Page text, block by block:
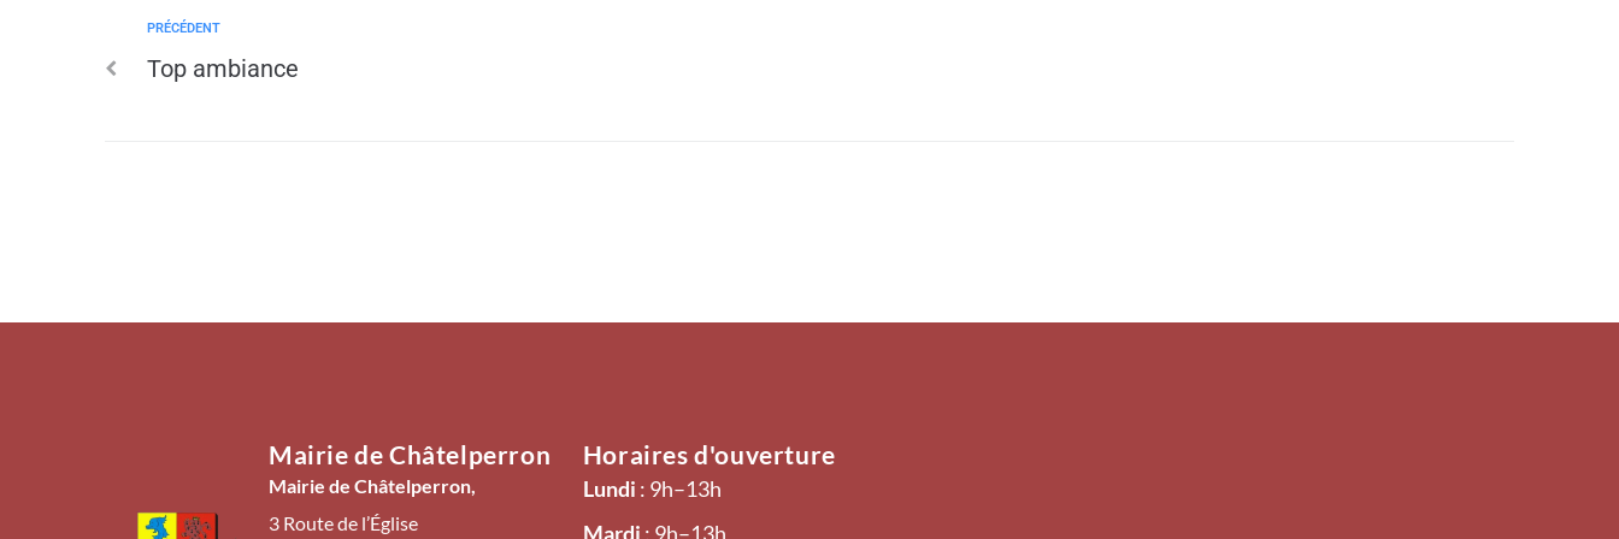
PRÉCÉDENT
Top ambiance
Mairie de Châtelperron
Mairie de Châtelperron,
3 Route de l’Église
Horaires d'ouverture
Lundi : 9h–13h
Mardi : 9h–13h